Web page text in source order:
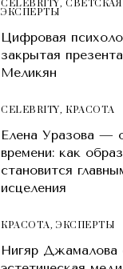
CELEBRITY,
ЭКСПЕРТЫ
Цифровая
закрытая
Меликян
CELEBRITY, КРАСОТA
Елена Уразова —
времени: как
становится
исцеления
КРАСОТA, ЭКСПЕРТЫ
Нигяр Джамалова